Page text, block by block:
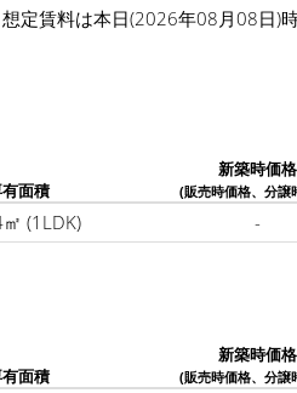
定賃料は本日(2026年08月08日)
面積
新築時価格
(販売時価格、分譲
(1LDK) -
面積
新築時価格
(販売時価格、分譲